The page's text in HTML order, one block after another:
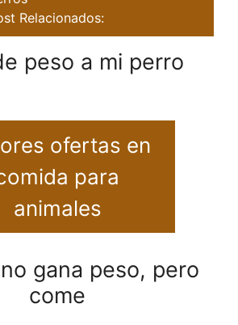
Relacionados:
peso a mi perro
ofertas en
para
animales
gana peso, pero
come